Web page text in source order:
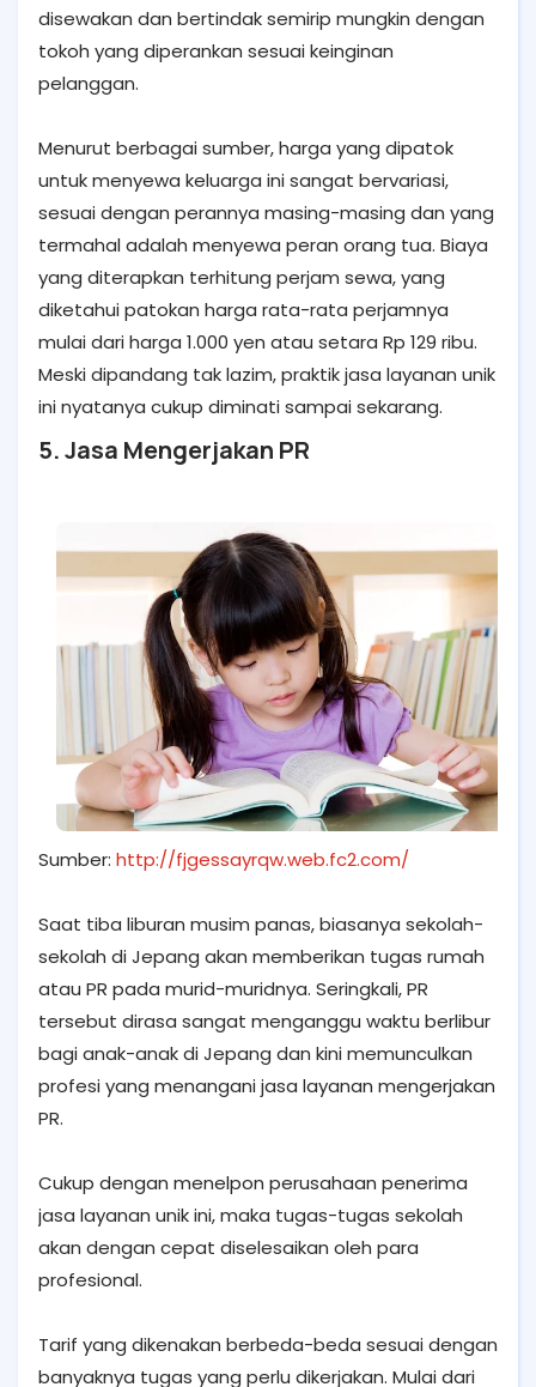
disewakan dan bertindak semirip mungkin dengan
tokoh yang diperankan sesuai keinginan
pelanggan.
Menurut berbagai sumber, harga yang dipatok
untuk menyewa keluarga ini sangat bervariasi,
sesuai dengan perannya masing-masing dan yang
termahal adalah menyewa peran orang tua. Biaya
yang diterapkan terhitung perjam sewa, yang
diketahui patokan harga rata-rata perjamnya
mulai dari harga 1.000 yen atau setara Rp 129 ribu.
Meski dipandang tak lazim, praktik jasa layanan unik
ini nyatanya cukup diminati sampai sekarang.
5. Jasa Mengerjakan PR
Sumber: http://fjgessayrqw.web.fc2.com/
Saat tiba liburan musim panas, biasanya sekolah-
sekolah di Jepang akan memberikan tugas rumah
atau PR pada murid-muridnya. Seringkali, PR
tersebut dirasa sangat menganggu waktu berlibur
bagi anak-anak di Jepang dan kini memunculkan
profesi yang menangani jasa layanan mengerjakan
PR.
Cukup dengan menelpon perusahaan penerima
jasa layanan unik ini, maka tugas-tugas sekolah
akan dengan cepat diselesaikan oleh para
profesional.
Tarif yang dikenakan berbeda-beda sesuai dengan
banyaknya tugas yang perlu dikerjakan. Mulai dari